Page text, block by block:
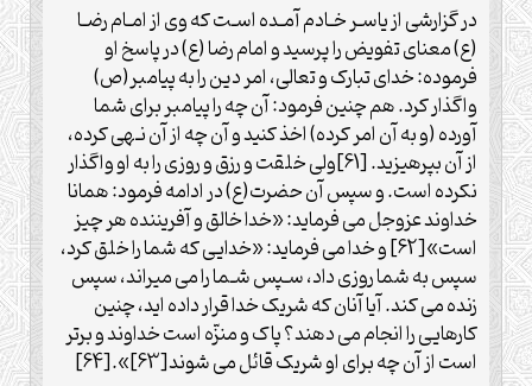
در گزارشی از یاسـر خـادم آمـده اسـت که وی از امـام رضـا
(ع) معنای تفویض را پرسید و امام رضا (ع) در پاسخ او
فرموده: خدای تبارک و تعالی، امر دین را به پیامبر(ص)
واگذار کرد. هم چنین فرمود: آن چه را پیامبر برای شما
آورده (و به آن امر کرده) اخذ کنید و آن چه از آن نـهی کرده،
از آن بپرهیزید. [61]ولی خلقت و رزق و روزی را به او واگذار
نکرده است. و سپس آن حضرت(ع) در ادامه فرمود: همانا
خداوند عزوجل می فرماید: «خدا خالق و آفریننده هر چیز
است»[62] و خدا می فرماید: «خدایی که شما را خلق کرد،
سپس به شما روزی داد، سـپس شـما را می میراند، سپس
زنده می کند. آیا آنان که شریک خدا قرار داده اید، چنین
کارهایی را انجام می دهند؟ پاک و منزّه است خداوند و برتر
است از آن چه برای او شریک قائل می شوند[63]».[64]